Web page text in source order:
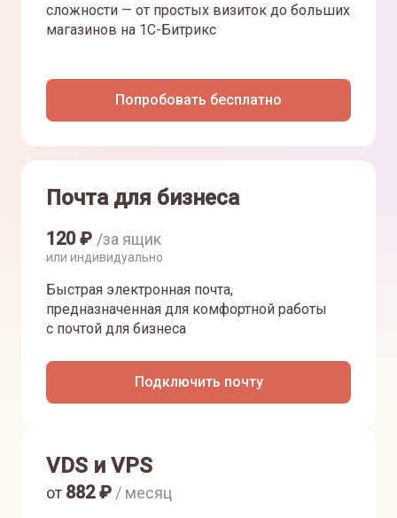
сложности — от простых визиток до больших
магазинов на 1С-Битрикс
Попробовать бесплатно
Почта для бизнеса
120₽ /за ящик
или индивидуально
Быстрая электронная почта,
предназначенная для комфортной работы
с почтой для бизнеса
Подключить почту
VDS и VPS
от 882₽ / месяц